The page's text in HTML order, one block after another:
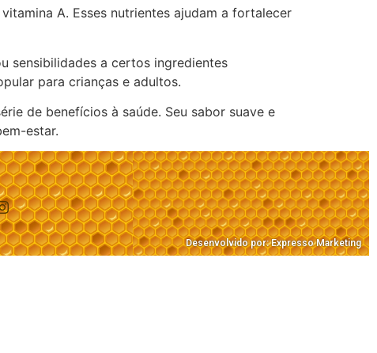
A. Esses nutrientes ajudam a fortalecer
sensibilidades a certos ingredientes
para crianças e adultos.
de benefícios à saúde. Seu sabor suave e
estar.
Desenvolvido por: Expresso Marketing